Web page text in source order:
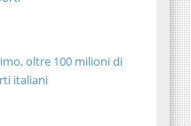
oltre 100 milioni di
italiani